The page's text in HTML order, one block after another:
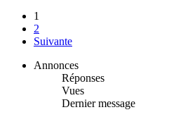
1
2
Suivante
Annonces
Réponses
Vues
Dernier message